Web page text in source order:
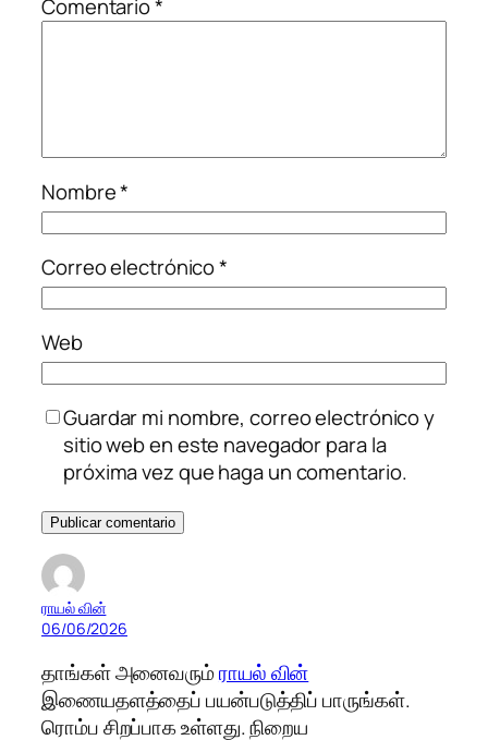
Comentario*
Nombre*
Correo electrónico*
Web
Guardar mi nombre, correo electrónico y
sitio web en este navegador para la
próxima vez que haga un comentario.
ராயல் வின்
06/06/2026
தாங்கள் அனைவரும்ராயல் வின்
இணையதளத்தைப் பயன்படுத்திப் பாருங்கள்.
ரொம்ப சிறப்பாக உள்ளது. நிறைய